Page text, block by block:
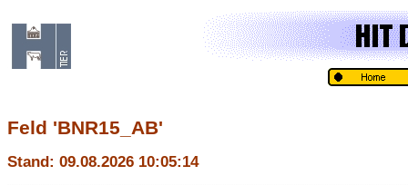
Feld 'BNR15_AB'
Stand: 09.08.2026 10:05:14